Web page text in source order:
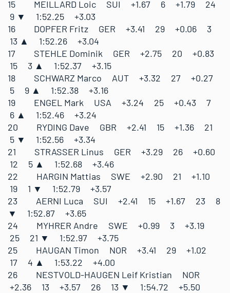
15 MEILLARD Loic SUI +1.67 6 +1.79 24
9 ▼ 1:52.25 +3.03
16 DOPFER Fritz GER +3.41 29 +0.06 3
13 ▲ 1:52.26 +3.04
17 STEHLE Dominik GER +2.75 20 +0.83
15 3 ▲ 1:52.37 +3.15
18 SCHWARZ Marco AUT +3.32 27 +0.27
5 9 ▲ 1:52.38 +3.16
19 ENGEL Mark USA +3.24 25 +0.43 7
6 ▲ 1:52.46 +3.24
20 RYDING Dave GBR +2.41 15 +1.36 21
5 ▼ 1:52.56 +3.34
21 STRASSER Linus GER +3.29 26 +0.60
12 5 ▲ 1:52.68 +3.46
22 HARGIN Mattias SWE +2.90 21 +1.10
19 1 ▼ 1:52.79 +3.57
23 AERNI Luca SUI +2.41 15 +1.67 23 8
▼ 1:52.87 +3.65
24 MYHRER Andre SWE +0.99 3 +3.19
25 21 ▼ 1:52.97 +3.75
25 HAUGAN Timon NOR +3.41 29 +1.02
17 4 ▲ 1:53.22 +4.00
26 NESTVOLD-HAUGEN Leif Kristian NOR
+2.36 13 +3.57 26 13 ▼ 1:54.72 +5.50